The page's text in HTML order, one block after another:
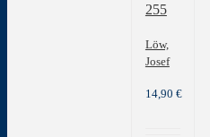
255
Löw,
Josef
14,90 €